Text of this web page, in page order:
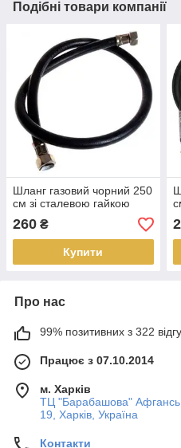
Подібні товари компанії
Шланг газовий чорний 250
см зі сталевою гайкою
260 ₴
Купити
Про нас
99% позитивних з 322
Працює з 07.10.2014
м. Харків
ТЦ "Барабашова"
19, Харків, Україна
Контакти